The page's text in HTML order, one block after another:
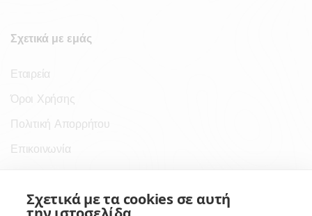
Σχετικά με εμάς
Εταιρεία
Όροι Χρήσης
Πολιτική Απορρήτου
Επικοινωνία
Σύνδεσμοι
Σχετικά με τα cookies σε αυτή